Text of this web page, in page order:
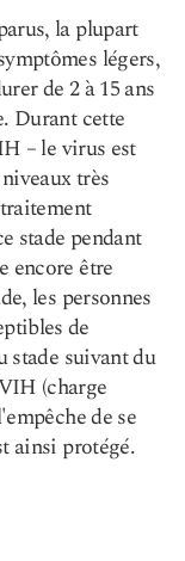
la plupart
légers,
de 2 à 15 ans
Durant cette
– le virus est
très
stade pendant
encore être
les personnes
de
stade suivant du
(charge
de se
ainsi protégé.